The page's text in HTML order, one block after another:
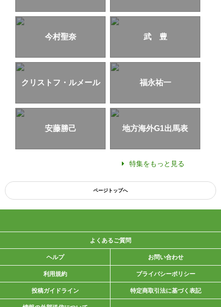
今村聖奈 武 豊
クリストフ・ルメール 福永祐一
安藤勝己 地方海外G1出馬表
特集をもっと見る
ページトップへ
よくあるご質問
ヘルプ お問い合わせ
利用規約 プライバシーポリシー
投稿ガイドライン 特定商取引法に基づく表記